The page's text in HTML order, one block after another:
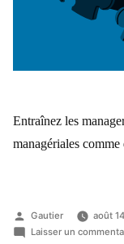
Entraînez les
managériales
Gautier août
Laisser un